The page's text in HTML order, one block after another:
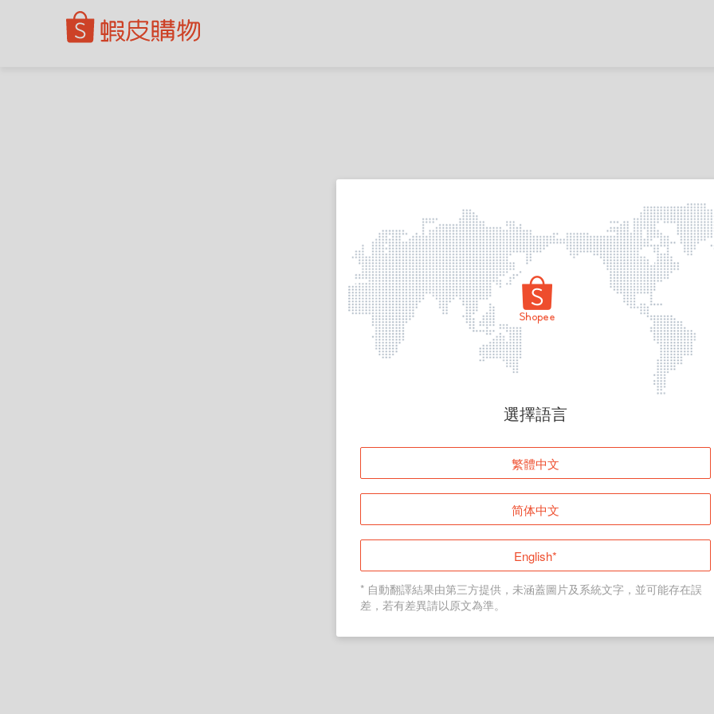
頁面無法顯示
登入
返回首頁
選擇語言
繁體中文
简体中文
English*
* 自動翻譯結果由第三方提供，未涵蓋圖片及系統文字，並可能存在誤
差，若有差異請以原文為準。